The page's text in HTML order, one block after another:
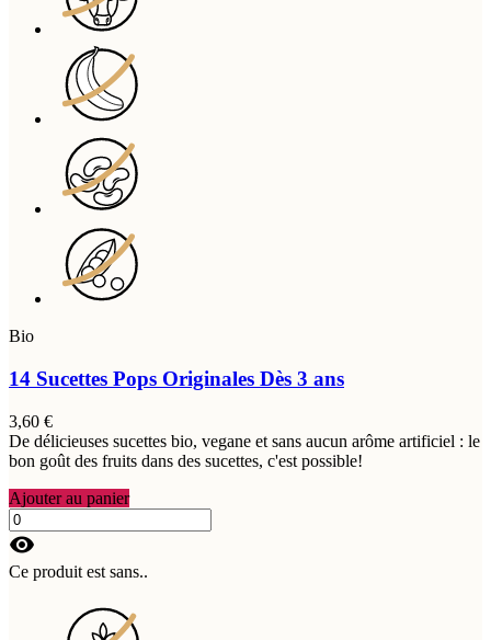
Bio
14 Sucettes Pops Originales Dès 3 ans
3,60 €
De délicieuses sucettes bio, vegane et sans aucun arôme artificiel : le
bon goût des fruits dans des sucettes, c'est possible!
Ajouter au panier
visibility
Ce produit est sans..